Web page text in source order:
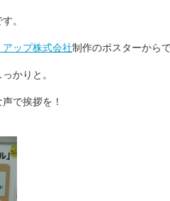
。
ップ株式会社制作のポスターからで
かりと。
で挨拶を！